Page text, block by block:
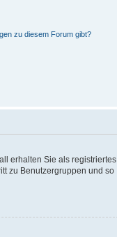
zu diesem Forum gibt?
erhalten Sie als registriertes
zu Benutzergruppen und so